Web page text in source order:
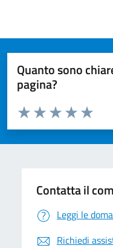
Quanto sono
pagina?
Valuta da 1 a 5 stelle la
Valuta
Valuta 4
Valuta 3 stelle
Valuta 2 stelle su 5
Valuta 1 stelle su 5
Contatta il
Leggi le
Richiedi